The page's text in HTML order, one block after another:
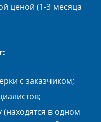
ценой (1-3 месяца
с заказчиком;
в одном